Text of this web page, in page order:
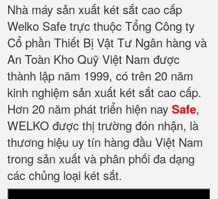
Nhà máy sản xuất két sắt cao cấp
Welko Safe trực thuộc Tổng Công ty
Cổ phần Thiết Bị Vật Tư Ngân hàng và
An Toàn Kho Quỹ Việt Nam được
thành lập năm 1999, có trên 20 năm
kinh nghiệm sản xuất két sắt cao cấp.
Hơn 20 năm phát triển hiện nay Safe,
WELKO được thị trường đón nhận, là
thương hiệu uy tín hàng đầu Việt Nam
trong sản xuất và phân phối đa dạng
các chủng loại két sắt.